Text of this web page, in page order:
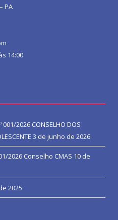
PA
14:00
001/2026 CONSELHO DOS
3 de junho de 2026
2026 Conselho CMAS 10 de
2025